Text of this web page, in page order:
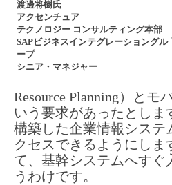
渡邊将樹氏
アクセンチュア
テクノロジー コンサルティング本部
SAPビジネスインテグレーショングル
ープ
シニア・マネジャー
Resource Planning）と
いう要求があったとしま
構築した企業情報システ
クセスできるようにし
て、基幹システムへす
うわけです。